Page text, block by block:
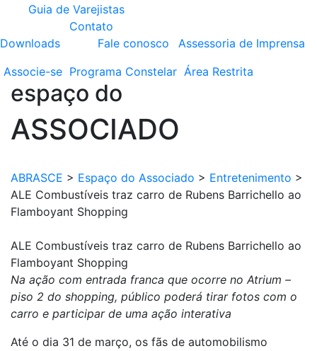
Guia de Varejistas
Downloads
Contato
Fale conosco
Assessoria de Imprensa
Associe-se Programa Constelar Área Restrita
espaço do
ASSOCIADO
ABRASCE > Espaço do Associado > Entretenimento >
ALE Combustíveis traz carro de Rubens Barrichello ao
Flamboyant Shopping
ALE Combustíveis traz carro de Rubens Barrichello ao
Flamboyant Shopping
Na ação com entrada franca que ocorre no Atrium –
piso 2 do shopping, público poderá tirar fotos com o
carro e participar de uma ação interativa
Até o dia 31 de março, os fãs de automobilismo